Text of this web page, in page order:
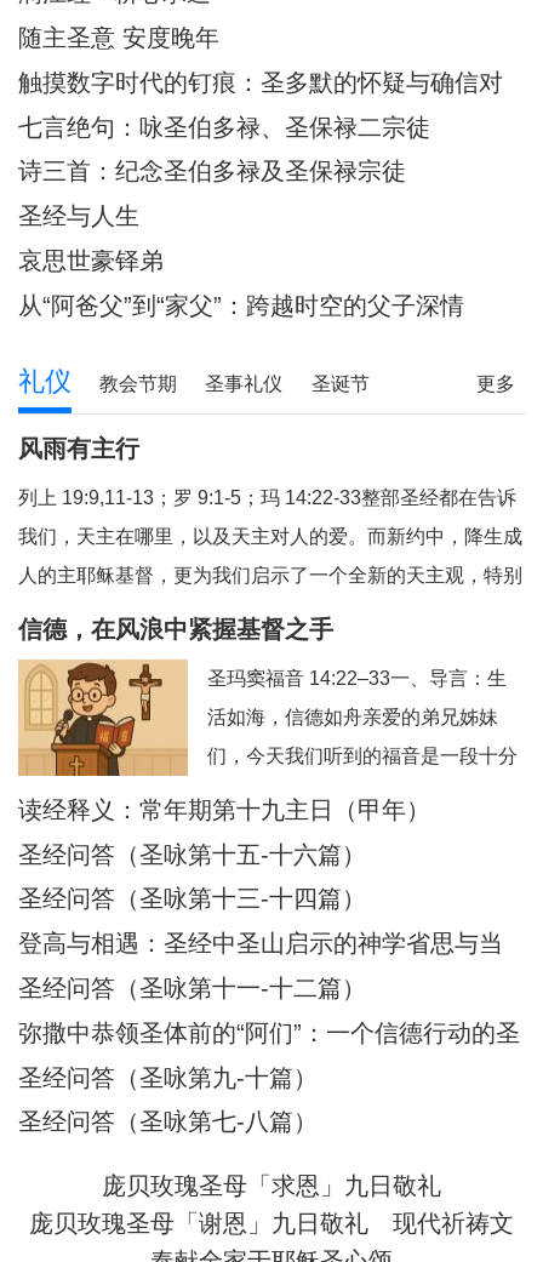
到其中深刻的属灵启迪。在人类日常生活中，
随主圣意 安度晚年
触摸数字时代的钉痕：圣多默的怀疑与确信对
AI时代的信仰启迪
七言绝句：咏圣伯多禄、圣保禄二宗徒
诗三首：纪念圣伯多禄及圣保禄宗徒
圣经与人生
哀思世豪铎弟
从“阿爸父”到“家父”：跨越时空的父子深情
更多
礼仪 教会节期 圣事礼仪 圣诞节
圣经研读
风雨有主行
列上 19:9,11-13；罗 9:1-5；玛 14:22-33整部圣经都在告诉
我们，天主在哪里，以及天主对人的爱。而新约中，降生成
人的主耶稣基督，更为我们启示了一个全新的天主观，特别
是在艰难困苦中陪伴我们的天主，我们今天从三个方面反省
（3）有主就平安。1、祈祷与生活祈祷，就
信德，在风浪中紧握基督之手
圣玛窦福音 14:22–33一、导言：生
活如海，信德如舟亲爱的弟兄姊妹
们，今天我们听到的福音是一段十分
震撼人心的经历：耶稣在海面上行
下沉，被耶稣所救。这不仅是一段神
迹，更是一幅信仰旅程的象征图画。
在这图画中，我们看到：风浪 = 生活
的试炼、恐惧、不安；船 = 教会与我
们的信仰生活；
读经释义：常年期第十九主日（甲年）
圣经问答（圣咏第十五-十六篇）
圣经问答（圣咏第十三-十四篇）
登高与相遇：圣经中圣山启示的神学省思与当
代意义
圣经问答（圣咏第十一-十二篇）
弥撒中恭领圣体前的“阿们”：一个信德行动的圣
经根源与神学意蕴
圣经问答（圣咏第九-十篇）
圣经问答（圣咏第七-八篇）
庞贝玫瑰圣母「求恩」九日敬礼
庞贝玫瑰圣母「谢恩」九日敬礼
现代祈祷文